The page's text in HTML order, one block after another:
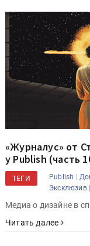
«Журналус» от
у Publish (часть
ТЕГИ Publish |
Эксклюзив
Медиа о дизайне в
Читать далее